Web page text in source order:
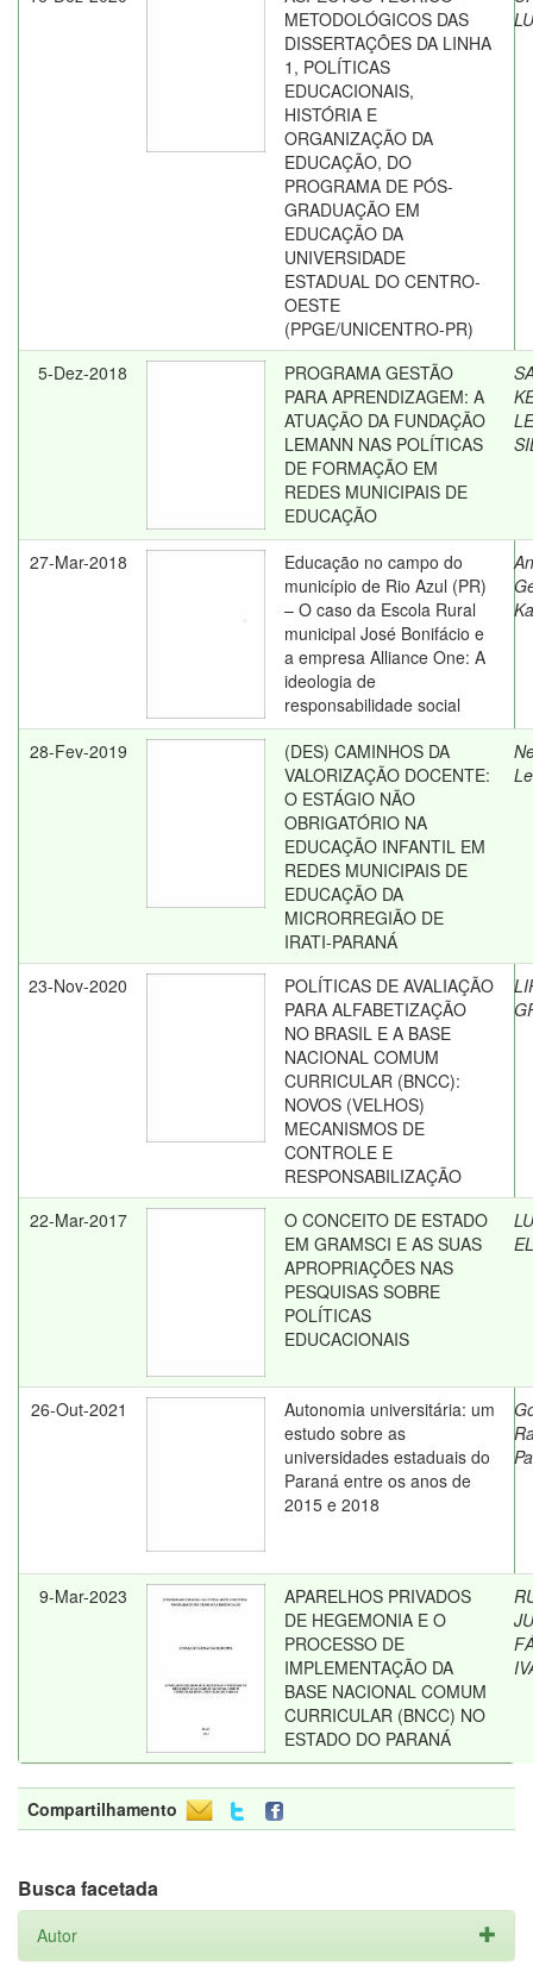
METODOLÓGICOS DAS
DISSERTAÇÕES DA LINHA
1, POLÍTICAS
EDUCACIONAIS,
HISTÓRIA E
ORGANIZAÇÃO DA
EDUCAÇÃO, DO
PROGRAMA DE PÓS-
GRADUAÇÃO EM
EDUCAÇÃO DA
UNIVERSIDADE
ESTADUAL DO CENTRO-
OESTE
(PPGE/UNICENTRO-PR)
5-Dez-2018
PROGRAMA GESTÃO
PARA APRENDIZAGEM: A
ATUAÇÃO DA FUNDAÇÃO
LEMANN NAS POLÍTICAS
DE FORMAÇÃO EM
REDES MUNICIPAIS DE
EDUCAÇÃO
27-Mar-2018
Educação no campo do
município de Rio Azul (PR)
– O caso da Escola Rural
municipal José Bonifácio e
a empresa Alliance One: A
ideologia de
responsabilidade social
28-Fev-2019
(DES) CAMINHOS DA
VALORIZAÇÃO DOCENTE:
O ESTÁGIO NÃO
OBRIGATÓRIO NA
EDUCAÇÃO INFANTIL EM
REDES MUNICIPAIS DE
EDUCAÇÃO DA
MICRORREGIÃO DE
IRATI-PARANÁ
23-Nov-2020
POLÍTICAS DE AVALIAÇÃO
PARA ALFABETIZAÇÃO
NO BRASIL E A BASE
NACIONAL COMUM
CURRICULAR (BNCC):
NOVOS (VELHOS)
MECANISMOS DE
CONTROLE E
RESPONSABILIZAÇÃO
22-Mar-2017
O CONCEITO DE ESTADO
EM GRAMSCI E AS SUAS
APROPRIAÇÕES NAS
PESQUISAS SOBRE
POLÍTICAS
EDUCACIONAIS
26-Out-2021
Autonomia universitária: um
estudo sobre as
universidades estaduais do
Paraná entre os anos de
2015 e 2018
9-Mar-2023
APARELHOS PRIVADOS
DE HEGEMONIA E O
PROCESSO DE
IMPLEMENTAÇÃO DA
BASE NACIONAL COMUM
CURRICULAR (BNCC) NO
ESTADO DO PARANÁ
Compartilhamento
Busca facetada
Autor